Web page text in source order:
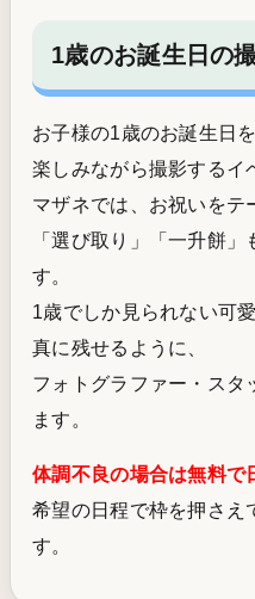
1歳のお誕生日の
お子様の1歳のお誕生日
楽しみながら撮影するイ
マザネでは、お祝いをテ
「選び取り」「一升餅
す。
1歳でしか見られない可
真に残せるように、
フォトグラファー・スタ
ます。
体調不良の場合は無料で
希望の日程で枠を押さえ
す。